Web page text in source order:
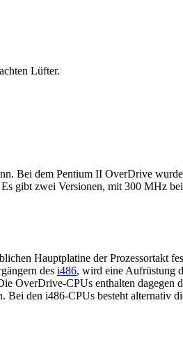
Lüfter.
Bei dem Pentium II OverDrive
gibt zwei Versionen, mit 300 MHz
Hauptplatine der Prozessortakt
des i486, wird eine Aufrüstung
OverDrive-CPUs enthalten dagegen
Bei den i486-CPUs besteht alternativ